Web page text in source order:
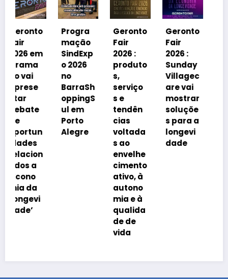
Progra
mação
SindExp
o 2026
no
BarraSh
oppingS
ul em
Alegre
Geronto
Fair
2026 :
produto
serviço
s e
tendên
cias
voltada
Geronto
Fair
2026 :
Sunday
are vai
soluçõe
s para a
longevi
dade
Geronto
Fair
2026 em
Grama
do
debater
á
avanço
imobiliá
rio
impulsi
onado
pelo